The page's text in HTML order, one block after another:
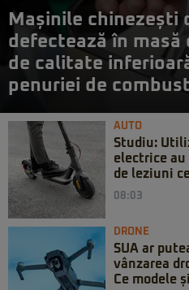
Mașinile chinezești
defectează în masă
de calitate
penuriei de
AUTO
Studiu:
electrice au
de leziuni
08:03
DRONE
SUA ar
vânzarea
Ce modele